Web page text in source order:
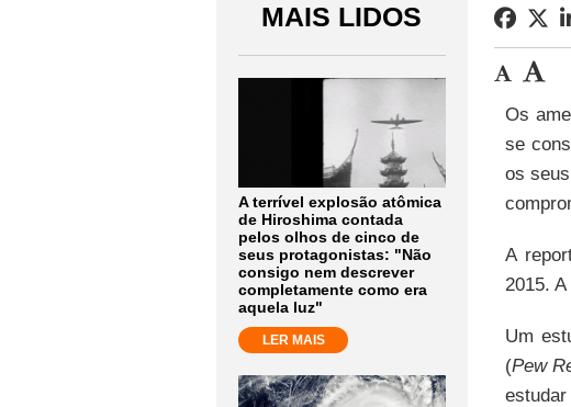
MAIS LIDOS
A terrível explosão atômica
de Hiroshima contada
pelos olhos de cinco de
seus protagonistas: "Não
consigo nem descrever
completamente como era
aquela luz"
LER MAIS
Os
se
os
A
2015.
Um
(Pew